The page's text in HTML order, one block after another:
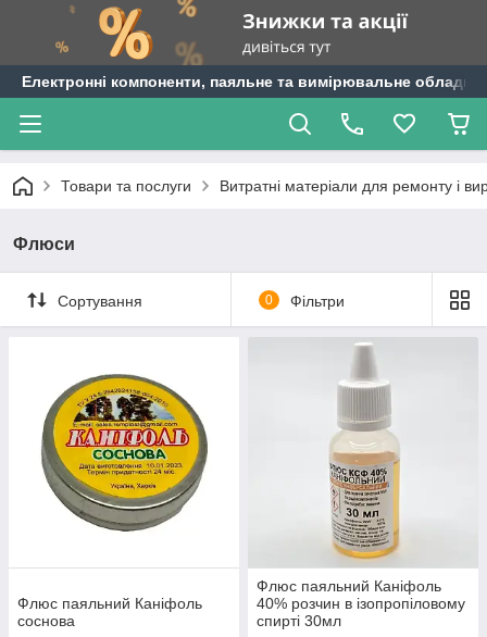
Електронні компоненти, паяльне та вимірювальне
Товари та послуги Витратні матеріали для ремонту і
Флюси
Сортування 0 Фільтри
Флюс паяльний Каніфоль
соснова
Флюс паяльний Каніфоль
40% розчин в ізопропіловому
спирті 30мл